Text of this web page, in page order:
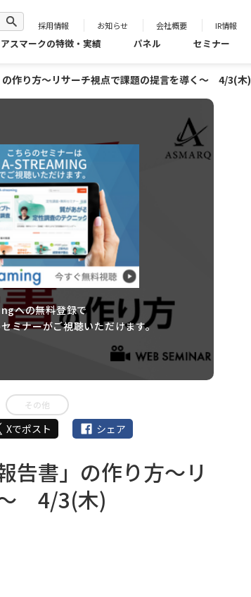
採用情報 お知らせ 会社概要 IR情報
アスマークの特徴・実績 パネル セミナー
の作り方～リサーチ視点で課題の提言を導く～ 4/3(木)
への無料登録で
ミナーがご視聴いただけます。
その他
Xでポスト シェア
告書」の作り方～リ
～ 4/3(木)